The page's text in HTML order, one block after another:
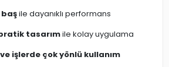
ile dayanıklı performans
tasarımile kolay uygulama
işlerde çok yönlü kullanım